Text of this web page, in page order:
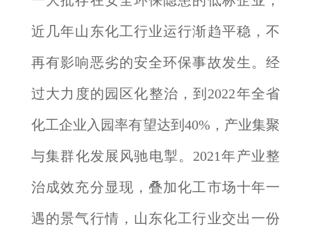
近几年山东化工行业运行渐趋平稳，不
再有影响恶劣的安全环保事故发生。经
过大力度的园区化整治，到2022年全省
化工企业入园率有望达到40%，产业集聚
与集群化发展风驰电掣。2021年产业整
治成效充分显现，叠加化工市场十年一
遇的景气行情，山东化工行业交出一份